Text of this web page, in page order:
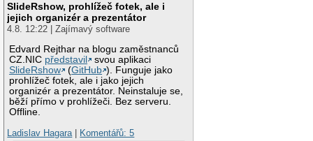
SlideRshow, prohlížeč fotek, ale i
jejich organizér a prezentátor
4.8. 12:22 | Zajímavý software
Edvard Rejthar na blogu zaměstnanců
CZ.NIC představil
svou aplikaci
SlideRshow
(GitHub ). Funguje jako
prohlížeč fotek, ale i jako jejich
organizér a prezentátor. Neinstaluje se,
běží přímo v prohlížeči. Bez serveru.
Offline.
Ladislav Hagara | Komentářů: 5